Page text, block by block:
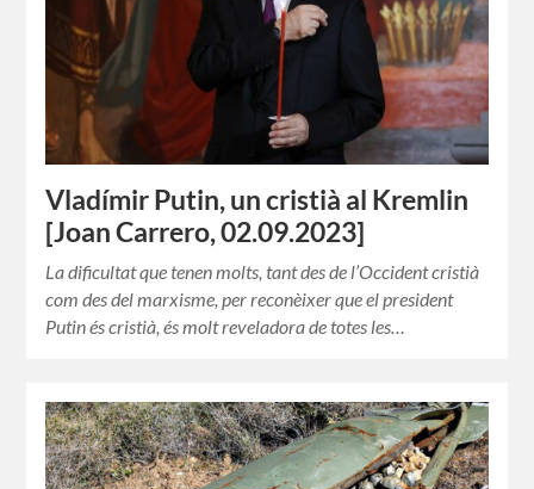
Vladímir Putin, un cristià al Kremlin
[Joan Carrero, 02.09.2023]
La dificultat que tenen molts, tant des de l’Occident cristià
com des del marxisme, per reconèixer que el president
Putin és cristià, és molt reveladora de totes les…